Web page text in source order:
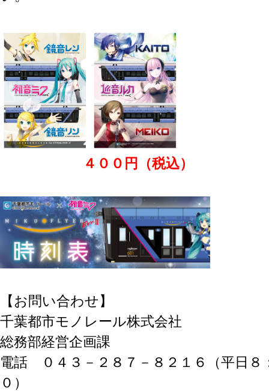
４００円（税込）
【お問い合わせ】
千葉都市モノレール株式会社
総務部経営企画課
電話 ０４３－２８７－８２１６（平日８
０）